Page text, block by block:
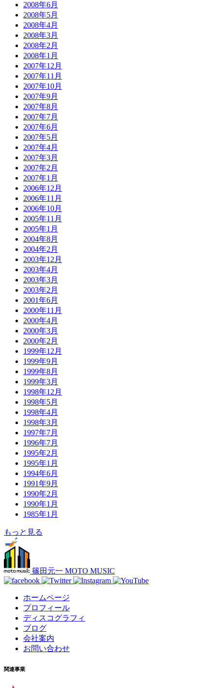
2008年6月
2008年5月
2008年4月
2008年3月
2008年2月
2008年1月
2007年12月
2007年11月
2007年10月
2007年9月
2007年8月
2007年7月
2007年6月
2007年5月
2007年4月
2007年3月
2007年2月
2007年1月
2006年12月
2006年11月
2006年10月
2005年11月
2005年1月
2004年8月
2004年2月
2003年12月
2003年4月
2003年3月
2003年2月
2001年6月
2000年11月
2000年4月
2000年3月
2000年2月
1999年12月
1999年9月
1999年8月
1999年3月
1998年12月
1998年5月
1998年4月
1998年3月
1997年7月
1996年7月
1995年2月
1995年1月
1994年6月
1991年9月
1990年2月
1990年1月
1985年1月
もっと見る
篠田元一 MOTO MUSIC
ホームページ
プロフィール
ディスコグラフィ
ブログ
会社案内
お問い合わせ
関連事業